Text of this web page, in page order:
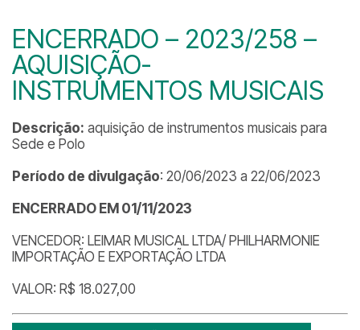
ENCERRADO – 2023/258 –
AQUISIÇÃO-
INSTRUMENTOS MUSICAIS
Descrição: aquisição de instrumentos musicais para
Sede e Polo
Período de divulgação: 20/06/2023 a 22/06/2023
ENCERRADO EM 01/11/2023
VENCEDOR: LEIMAR MUSICAL LTDA/ PHILHARMONIE
IMPORTAÇÃO E EXPORTAÇÃO LTDA
VALOR: R$ 18.027,00